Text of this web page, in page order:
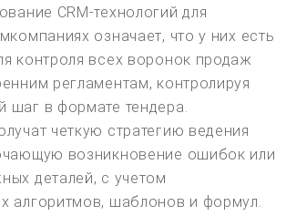
CRM-технологий для
означает, что у них есть
контроля всех воронок продаж
регламентам, контролируя
шаг в формате тендера.
четкую стратегию ведения
возникновение ошибок или
деталей, с учетом
алгоритмов, шаблонов и формул.